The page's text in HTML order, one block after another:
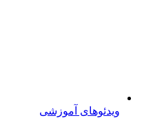
ویدئوهای آموزشی